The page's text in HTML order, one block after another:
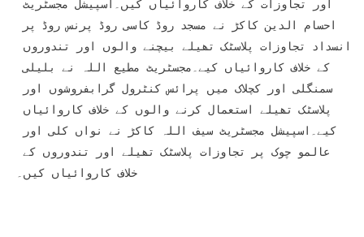
کے خلاف کاروائیاں کیے۔مجسٹریٹ مطیع اللہ نے بلیلی
خلاف کاروائیاں کیں۔